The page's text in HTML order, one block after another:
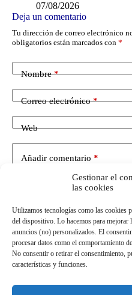
Gestionar el
las cookies
Utilizamos tecnologías como las cookies
del dispositivo. Lo hacemos para mejorar
anuncios (no) personalizados. El
procesar datos como el comportamiento
No consentir o retirar el consentimiento,
características y funciones.
07/08/2026
Deja un comentario
Tu dirección de correo electrónico
obligatorios están marcados con *
Nombre*
Correo electrónico*
Web
Añadir comentario *
Publicar el comentario